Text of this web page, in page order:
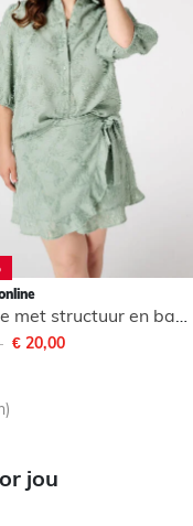
van
naar
€ 20,00
jou